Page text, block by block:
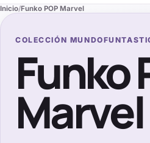
Inicio Funko POP Marvel
COLECCIÓN
Funko
Marvel